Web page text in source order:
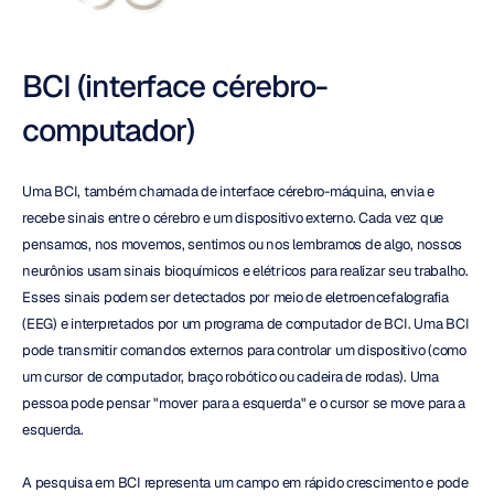
BCI (interface cérebro-
computador)
Uma BCI, também chamada de interface cérebro-máquina, envia e
recebe sinais entre o cérebro e um dispositivo externo. Cada vez que
pensamos, nos movemos, sentimos ou nos lembramos de algo, nossos
neurônios usam sinais bioquímicos e elétricos para realizar seu trabalho.
Esses sinais podem ser detectados por meio de eletroencefalografia
(EEG) e interpretados por um programa de computador de BCI. Uma BCI
pode transmitir comandos externos para controlar um dispositivo (como
um cursor de computador, braço robótico ou cadeira de rodas). Uma
pessoa pode pensar "mover para a esquerda" e o cursor se move para a
esquerda.
A pesquisa em BCI representa um campo em rápido crescimento e pode